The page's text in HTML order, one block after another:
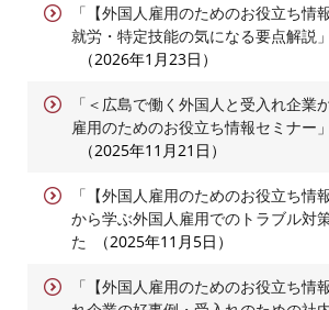
「【外国人雇用のためのお役立ち情
就労・特定技能の気になる要点解説
2026年1月23日
「＜広島で働く外国人と受入れ企業
雇用のためのお役立ち情報セミナー
2025年11月21日
「【外国人雇用のためのお役立ち情
から学ぶ外国人雇用でのトラブル対
た
2025年11月5日
「【外国人雇用のためのお役立ち情